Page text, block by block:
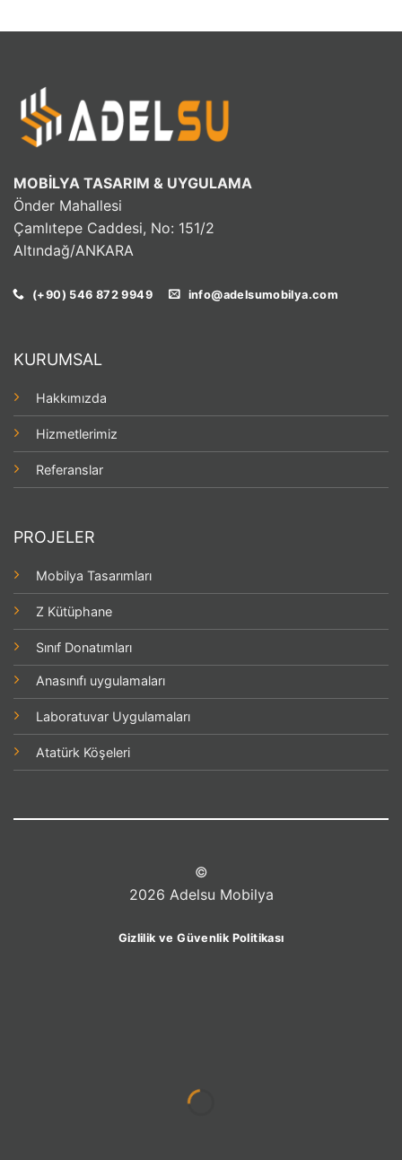
MOBİLYA TASARIM & UYGULAMA
Önder Mahallesi
Çamlıtepe Caddesi, No: 151/2
Altındağ/ANKARA
(+90) 546 872 9949 info@adelsumobilya.com
KURUMSAL
Hakkımızda
Hizmetlerimiz
Referanslar
PROJELER
Mobilya Tasarımları
Z Kütüphane
Sınıf Donatımları
Anasınıfı uygulamaları
Laboratuvar Uygulamaları
Atatürk Köşeleri
©
2026 Adelsu Mobilya
Gizlilik ve Güvenlik Politikası